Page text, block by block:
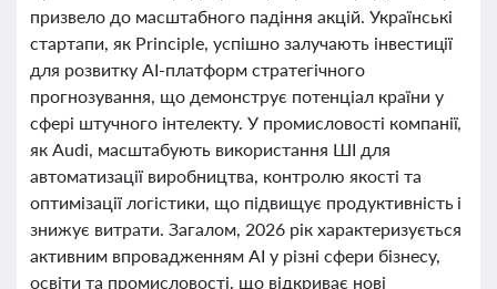
призвело до масштабного падіння акцій. Українські
стартапи, як Principle, успішно залучають інвестиції
для розвитку AI-платформ стратегічного
прогнозування, що демонструє потенціал країни у
сфері штучного інтелекту. У промисловості компанії,
як Audi, масштабують використання ШІ для
автоматизації виробництва, контролю якості та
оптимізації логістики, що підвищує продуктивність і
знижує витрати. Загалом, 2026 рік характеризується
активним впровадженням AI у різні сфери бізнесу,
освіти та промисловості, що відкриває нові